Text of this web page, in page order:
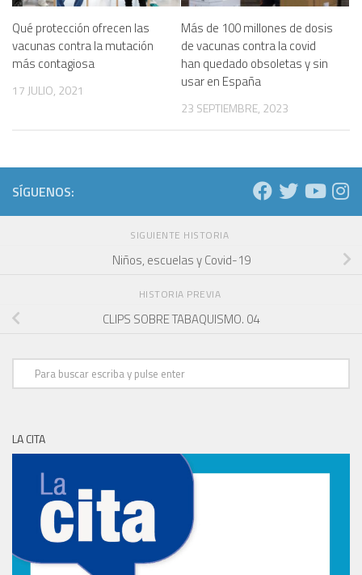
Qué protección ofrecen las
vacunas contra la mutación
más contagiosa
17 JULIO, 2021
Más de 100 millones de dosis
de vacunas contra la covid
han quedado obsoletas y sin
usar en España
23 SEPTIEMBRE, 2023
SÍGUENOS:
SIGUIENTE HISTORIA
Niños, escuelas y Covid-19
HISTORIA PREVIA
CLIPS SOBRE TABAQUISMO. 04
LA CITA